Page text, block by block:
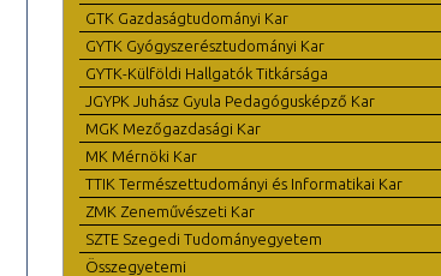
GTK Gazdaságtudományi Kar
GYTK Gyógyszerésztudományi Kar
GYTK-Külföldi Hallgatók Titkársága
JGYPK Juhász Gyula Pedagógusképző Kar
MGK Mezőgazdasági Kar
MK Mérnöki Kar
TTIK Természettudományi és Informatikai Kar
ZMK Zeneművészeti Kar
SZTE Szegedi Tudományegyetem
Összegyetemi